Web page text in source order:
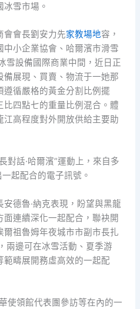
雪市場。
會會長劉安力先家教場地容，
小企業協會、哈爾濱市滑雪
雪設備國際商業中間，近日正
展現、買賣、物流于一她那
遵循嚴格的黃金分割比例擺
四點七的重量比例混合。體
高程度對外開放供給主要助
對話·哈爾濱”運動上，來自多
起配合的電子訊號。
德魯·納克表現，盼望與黑龍
連續深化一起配合，聯袂開
祖魯姆年夜城市市副市長扎
兩邊可在冰雪活動、夏季游
疇展開務虛高效的一起配
使領館代表團參訪等在內的一